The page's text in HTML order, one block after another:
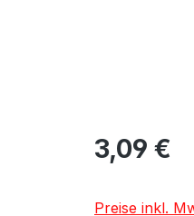
3,09 €
Preise inkl.